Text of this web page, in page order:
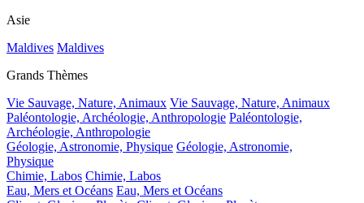
Asie
Maldives Maldives
Grands Thèmes
Vie Sauvage, Nature, Animaux Vie Sauvage, Nature, Animaux
Paléontologie, Archéologie, Anthropologie Paléontologie,
Archéologie, Anthropologie
Géologie, Astronomie, Physique Géologie, Astronomie,
Physique
Chimie, Labos Chimie, Labos
Eau, Mers et Océans Eau, Mers et Océans